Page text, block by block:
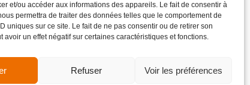
et/ou accéder aux informations des appareils. Le fait de consentir à
permettra de traiter des données telles que le comportement de
uniques sur ce site. Le fait de ne pas consentir ou de retirer son
avoir un effet négatif sur certaines caractéristiques et fonctions.
Refuser Voir les préférences
Site réalisé par VBAUDRY